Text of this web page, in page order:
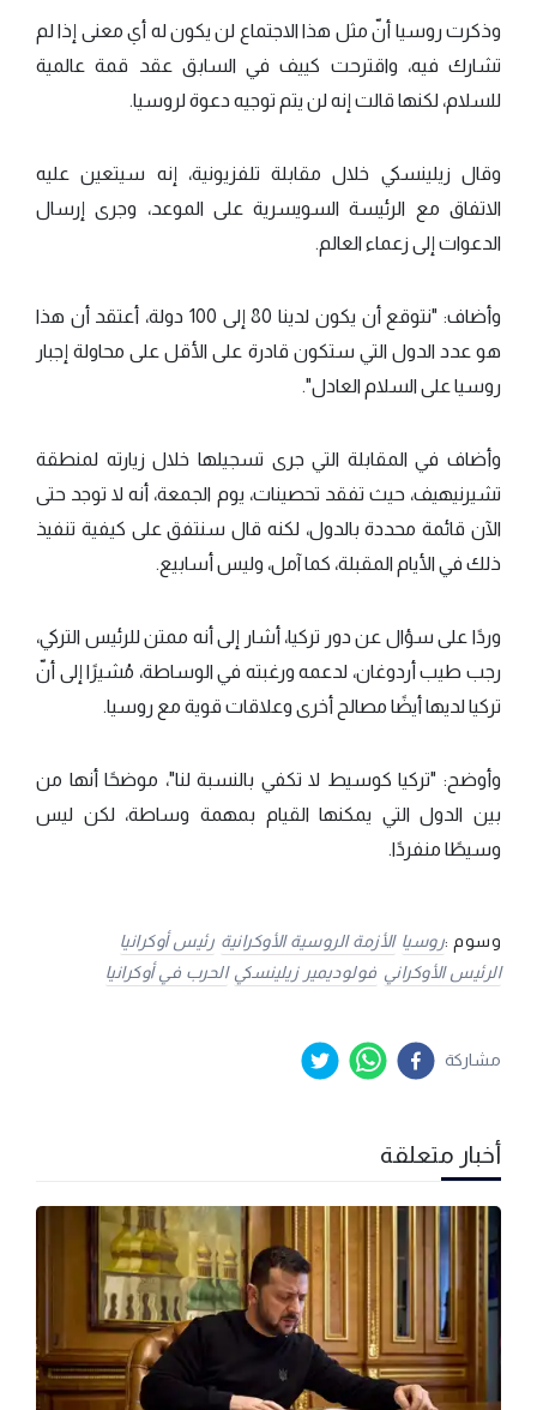
وذكرت روسيا أنّ مثل هذا الاجتماع لن يكون له أي معنى إذا لم
تشارك فيه، واقترحت كييف في السابق عقد قمة عالمية
للسلام، لكنها قالت إنه لن يتم توجيه دعوة لروسيا.
وقال زيلينسكي خلال مقابلة تلفزيونية، إنه سيتعين عليه
الاتفاق مع الرئيسة السويسرية على الموعد، وجرى إرسال
الدعوات إلى زعماء العالم.
وأضاف: "نتوقع أن يكون لدينا 80 إلى 100 دولة، أعتقد أن هذا
هو عدد الدول التي ستكون قادرة على الأقل على محاولة إجبار
روسيا على السلام العادل".
وأضاف في المقابلة التي جرى تسجيلها خلال زيارته لمنطقة
تشيرنيهيف، حيث تفقد تحصينات، يوم الجمعة، أنه لا توجد حتى
الآن قائمة محددة بالدول، لكنه قال سنتفق على كيفية تنفيذ
ذلك في الأيام المقبلة، كما آمل، وليس أسابيع.
وردًا على سؤال عن دور تركيا، أشار إلى أنه ممتن للرئيس التركي،
رجب طيب أردوغان، لدعمه ورغبته في الوساطة، مُشيرًا إلى أنّ
تركيا لديها أيضًا مصالح أخرى وعلاقات قوية مع روسيا.
وأوضح: "تركيا كوسيط لا تكفي بالنسبة لنا"، موضحًا أنها من
بين الدول التي يمكنها القيام بمهمة وساطة، لكن ليس
وسيطًا منفردًا.
وسوم :روسيا الأزمة الروسية الأوكرانية رئيس أوكرانيا
الرئيس الأوكراني فولوديمير زيلينسكي الحرب في أوكرانيا
مشاركة
أخبار متعلقة